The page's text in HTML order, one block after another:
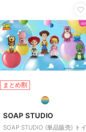
まとめ割
SOAP STUDIO
SOAP STUDIO (単品販売) トイ